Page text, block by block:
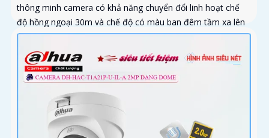
thông minh camera có khả năng chuyển đổi linh hoạt chế
độ hồng ngoại 30m và chế độ có màu ban đêm tầm xa lên
đến 20m đảm bảo an ninh hiệu quả